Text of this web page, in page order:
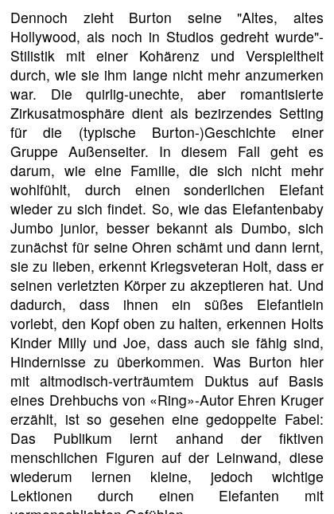
Dennoch zieht Burton seine "Altes, altes
Hollywood, als noch in Studios gedreht wurde"-
Stilistik mit einer Kohärenz und Verspieltheit
durch, wie sie ihm lange nicht mehr anzumerken
war. Die quirlig-unechte, aber romantisierte
Zirkusatmosphäre dient als bezirzendes Setting
für die (typische Burton-)Geschichte einer
Gruppe Außenseiter. In diesem Fall geht es
darum, wie eine Familie, die sich nicht mehr
wohlfühlt, durch einen sonderlichen Elefant
wieder zu sich findet. So, wie das Elefantenbaby
Jumbo junior, besser bekannt als Dumbo, sich
zunächst für seine Ohren schämt und dann lernt,
sie zu lieben, erkennt Kriegsveteran Holt, dass er
seinen verletzten Körper zu akzeptieren hat. Und
dadurch, dass ihnen ein süßes Elefantlein
vorlebt, den Kopf oben zu halten, erkennen Holts
Kinder Milly und Joe, dass auch sie fähig sind,
Hindernisse zu überkommen. Was Burton hier
mit altmodisch-verträumtem Duktus auf Basis
eines Drehbuchs von «Ring»-Autor Ehren Kruger
erzählt, ist so gesehen eine gedoppelte Fabel:
Das Publikum lernt anhand der fiktiven
menschlichen Figuren auf der Leinwand, diese
wiederum lernen kleine, jedoch wichtige
Lektionen durch einen Elefanten mit